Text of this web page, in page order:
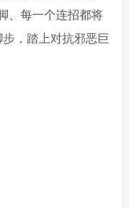
、每一个连招都将
，踏上对抗邪恶巨